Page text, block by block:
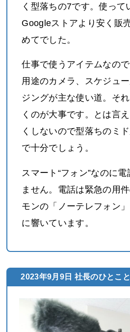
く型落ちの7です。使って
Googleストアより安く販
めてでした。
仕事で使うアイテムなの
用途のカメラ、スケジュ
ジングが主な使い道。そ
くのが大事です。とは言
くしないので型落ちのミ
で十分でしょう。
スマート“フォン”なのに
ません。電話は緊急の用
モンの「ノーテレフォン
に響いています。
2023年9月9日 社長のひとこと